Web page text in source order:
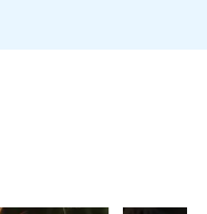
білки з